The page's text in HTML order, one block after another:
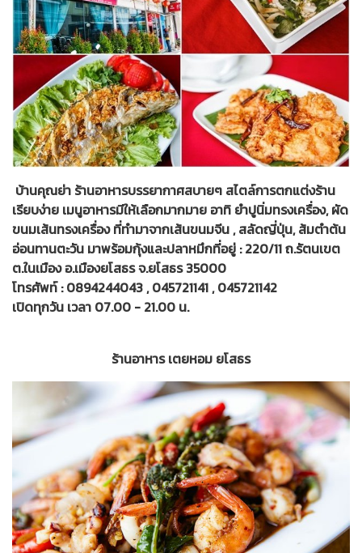
บ้านคุณย่า ร้านอาหารบรรยากาศสบายๆ สไตล์การตกแต่งร้าน
เรียบง่าย เมนูอาหารมีให้เลือกมากมาย อาทิ ยำปูนิ่มทรงเครื่อง, ผัด
ขนมเส้นทรงเครื่อง ที่ทำมาจากเส้นขนมจีน , สลัดญี่ปุ่น, ส้มตำต้น
อ่อนทานตะวัน มาพร้อมกุ้งและปลาหมึกที่อยู่ : 220/11 ถ.รัตนเขต
ต.ในเมือง อ.เมืองยโสธร จ.ยโสธร 35000
โทรศัพท์ : 0894244043 , 045721141 , 045721142
เปิดทุกวัน เวลา 07.00 - 21.00 น.
ร้านอาหาร เตยหอม ยโสธร